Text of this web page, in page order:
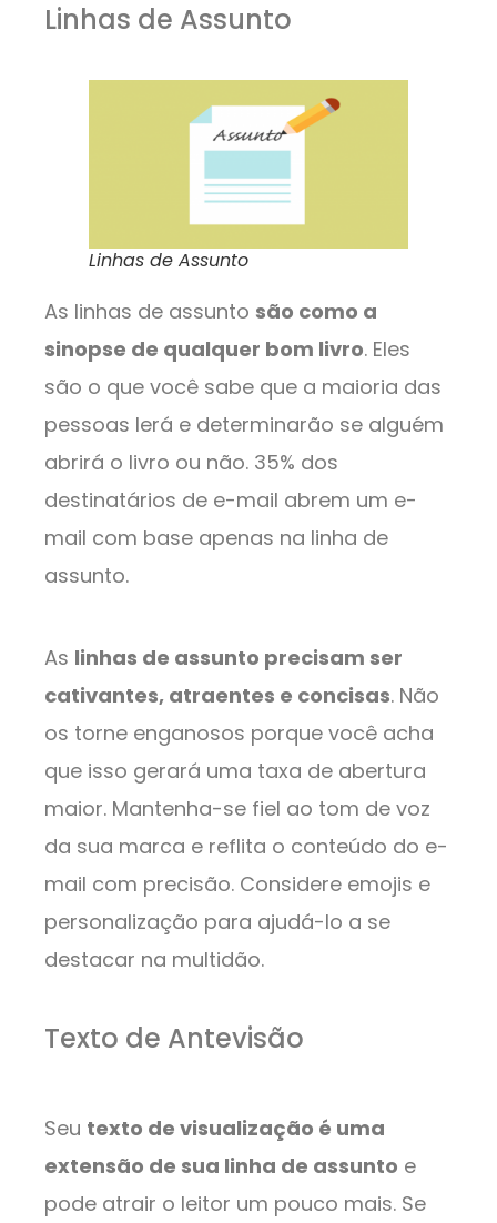
Linhas de Assunto
Linhas de Assunto
As linhas de assunto são como a
sinopse de qualquer bom livro. Eles
são o que você sabe que a maioria das
pessoas lerá e determinarão se alguém
abrirá o livro ou não. 35% dos
destinatários de e-mail abrem um e-
mail com base apenas na linha de
assunto.
As linhas de assunto precisam ser
cativantes, atraentes e concisas. Não
os torne enganosos porque você acha
que isso gerará uma taxa de abertura
maior. Mantenha-se fiel ao tom de voz
da sua marca e reflita o conteúdo do e-
mail com precisão. Considere emojis e
personalização para ajudá-lo a se
destacar na multidão.
Texto de Antevisão
Seu texto de visualização é uma
extensão de sua linha de assunto e
pode atrair o leitor um pouco mais. Se